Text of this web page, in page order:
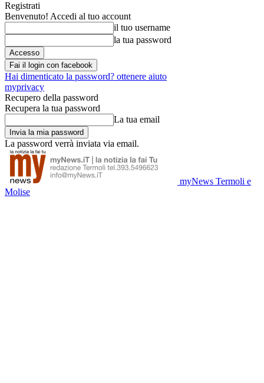
Registrati
Benvenuto! Accedi al tuo account
il tuo username
la tua password
Fai il login con facebook
Hai dimenticato la password? ottenere aiuto
myprivacy
Recupero della password
Recupera la tua password
La tua email
La password verrà inviata via email.
myNews Termoli e
Molise